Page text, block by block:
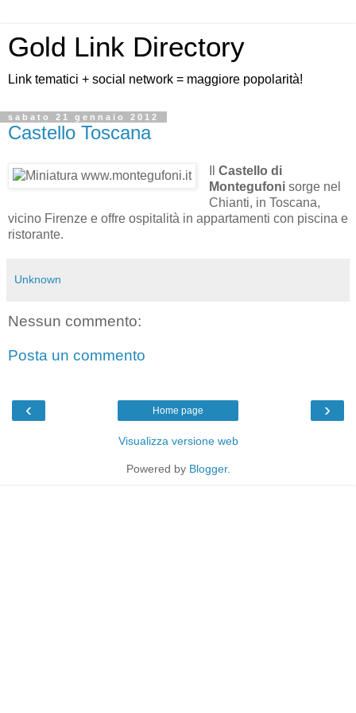
Gold Link Directory
Link tematici + social network = maggiore popolarità!
sabato 21 gennaio 2012
Castello Toscana
Castello di
Montegufonisorge nel
Chianti, in Toscana,
vicino Firenze e offre ospitalità in appartamenti con piscina e
ristorante.
Unknown
Nessun commento:
Posta un commento
‹ ›
Home page
Visualizza versione web
Powered by Blogger.